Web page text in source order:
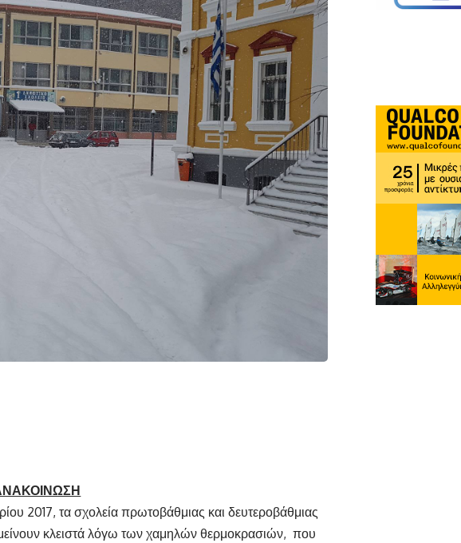
2017, τα σχολεία πρωτοβάθμιας και δευτεροβάθμιας
κλειστά λόγω των χαμηλών θερμοκρασιών, που